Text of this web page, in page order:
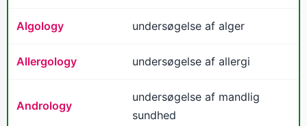
Algology undersøgelse af alger
Allergology undersøgelse af allergi
Andrology
undersøgelse af mandlig
sundhed